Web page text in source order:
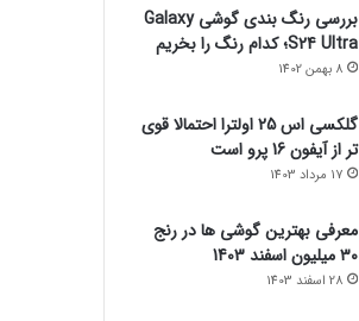
بررسی رنگ بندی گوشی Galaxy
S24 Ultra؛ کدام رنگ را بخریم
8 بهمن 1402
گلکسی اس 25 اولترا احتمالا قوی
تر از آیفون 16 پرو است
17 مرداد 1403
معرفی بهترین گوشی ها در رنج
۳۰ میلیون اسفند 1403
28 اسفند 1403